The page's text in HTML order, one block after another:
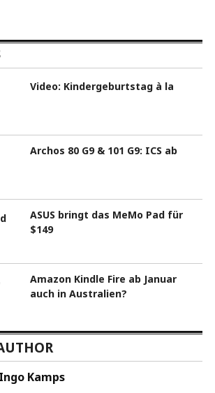
Video: Kindergeburtstag à la
Archos 80 G9 & 101 G9: ICS ab
ASUS bringt das MeMo Pad für
$149
Amazon Kindle Fire ab Januar
auch in Australien?
Ingo Kamps